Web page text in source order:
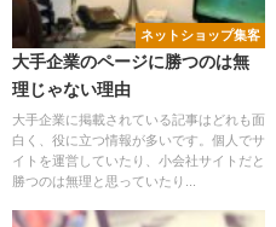
ネットショップ集客
大手企業のページに勝つのは無
理じゃない理由
大手企業に掲載されている記事はどれも面
白く、役に立つ情報が多いです。個人でサ
イトを運営していたり、小会社サイトだと
勝つのは無理と思っていたり...